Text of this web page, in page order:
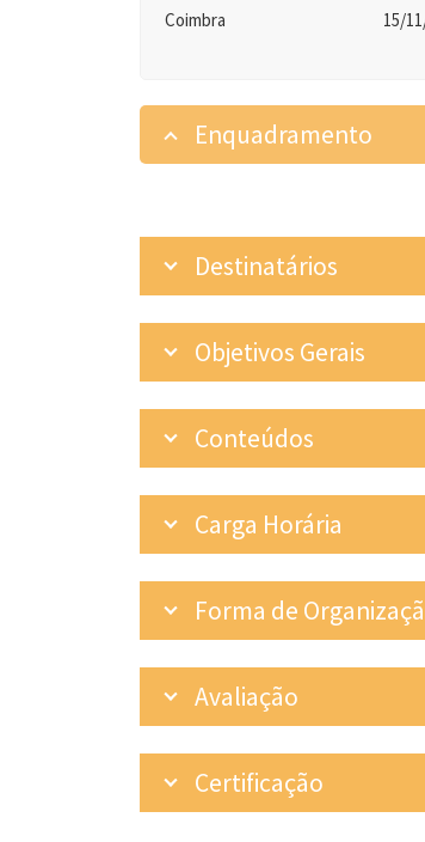
Coimbra
15/
Enquadramento
Destinatários
Objetivos Gerais
Conteúdos
Carga Horária
Forma de
Avaliação
Certificação